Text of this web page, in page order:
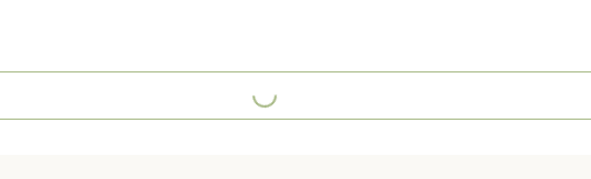
Huidige prijs € 21,99
Loading...